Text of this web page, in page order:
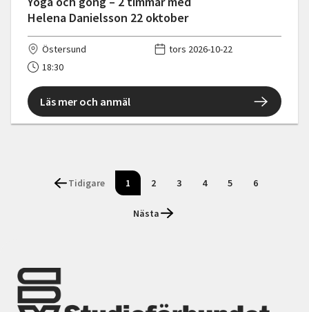
Helena Danielsson 22 oktober
Östersund
tors 2026-10-22
18:30
Läs mer och anmäl
Tidigare 1 2 3 4 5 6
Nästa